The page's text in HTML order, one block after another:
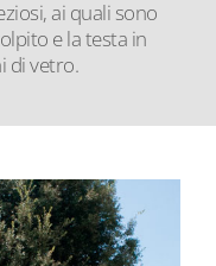
ai quali sono
e la testa in
di vetro.